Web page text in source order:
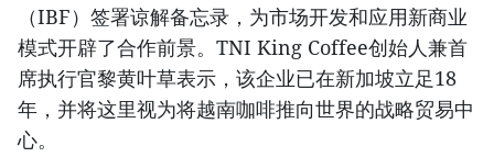
（IBF）签署谅解备忘录，为市场开发和应用新商业
模式开辟了合作前景。TNI King Coffee创始人兼首
席执行官黎黄叶草表示，该企业已在新加坡立足18
年，并将这里视为将越南咖啡推向世界的战略贸易中
心。